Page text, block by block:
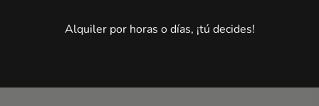
Alquiler por horas o días, ¡tú decides!